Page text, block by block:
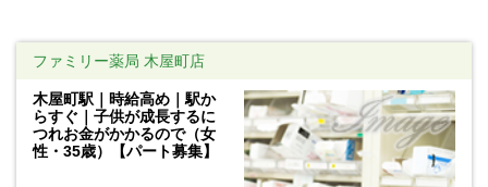
ファミリー薬局 木屋町店
木屋町駅｜時給高め｜駅か
らすぐ｜子供が成長するに
つれお金がかかるので（女
性・35歳）【パート募集】